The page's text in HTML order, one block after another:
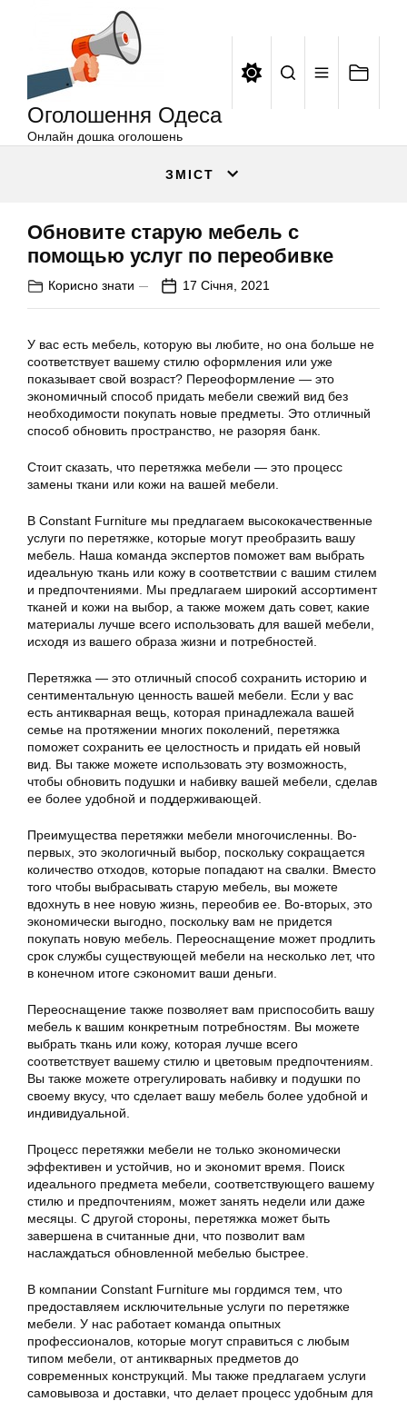
Оголошення Одеса
Онлайн дошка оголошень
ЗМІСТ
Обновите старую мебель с
помощью услуг по переобивке
Корисно знати 17 Січня, 2021
У вас есть мебель, которую вы любите, но она больше не
соответствует вашему стилю оформления или уже
показывает свой возраст? Переоформление — это
экономичный способ придать мебели свежий вид без
необходимости покупать новые предметы. Это отличный
способ обновить пространство, не разоряя банк.
Стоит сказать, что перетяжка мебели — это процесс
замены ткани или кожи на вашей мебели.
В Constant Furniture мы предлагаем высококачественные
услуги по перетяжке, которые могут преобразить вашу
мебель. Наша команда экспертов поможет вам выбрать
идеальную ткань или кожу в соответствии с вашим стилем
и предпочтениями. Мы предлагаем широкий ассортимент
тканей и кожи на выбор, а также можем дать совет, какие
материалы лучше всего использовать для вашей мебели,
исходя из вашего образа жизни и потребностей.
Перетяжка — это отличный способ сохранить историю и
сентиментальную ценность вашей мебели. Если у вас
есть антикварная вещь, которая принадлежала вашей
семье на протяжении многих поколений, перетяжка
поможет сохранить ее целостность и придать ей новый
вид. Вы также можете использовать эту возможность,
чтобы обновить подушки и набивку вашей мебели, сделав
ее более удобной и поддерживающей.
Преимущества перетяжки мебели многочисленны. Во-
первых, это экологичный выбор, поскольку сокращается
количество отходов, которые попадают на свалки. Вместо
того чтобы выбрасывать старую мебель, вы можете
вдохнуть в нее новую жизнь, переобив ее. Во-вторых, это
экономически выгодно, поскольку вам не придется
покупать новую мебель. Переоснащение может продлить
срок службы существующей мебели на несколько лет, что
в конечном итоге сэкономит ваши деньги.
Переоснащение также позволяет вам приспособить вашу
мебель к вашим конкретным потребностям. Вы можете
выбрать ткань или кожу, которая лучше всего
соответствует вашему стилю и цветовым предпочтениям.
Вы также можете отрегулировать набивку и подушки по
своему вкусу, что сделает вашу мебель более удобной и
индивидуальной.
Процесс перетяжки мебели не только экономически
эффективен и устойчив, но и экономит время. Поиск
идеального предмета мебели, соответствующего вашему
стилю и предпочтениям, может занять недели или даже
месяцы. С другой стороны, перетяжка может быть
завершена в считанные дни, что позволит вам
наслаждаться обновленной мебелью быстрее.
В компании Constant Furniture мы гордимся тем, что
предоставляем исключительные услуги по перетяжке
мебели. У нас работает команда опытных
профессионалов, которые могут справиться с любым
типом мебели, от антикварных предметов до
современных конструкций. Мы также предлагаем услуги
самовывоза и доставки, что делает процесс удобным для